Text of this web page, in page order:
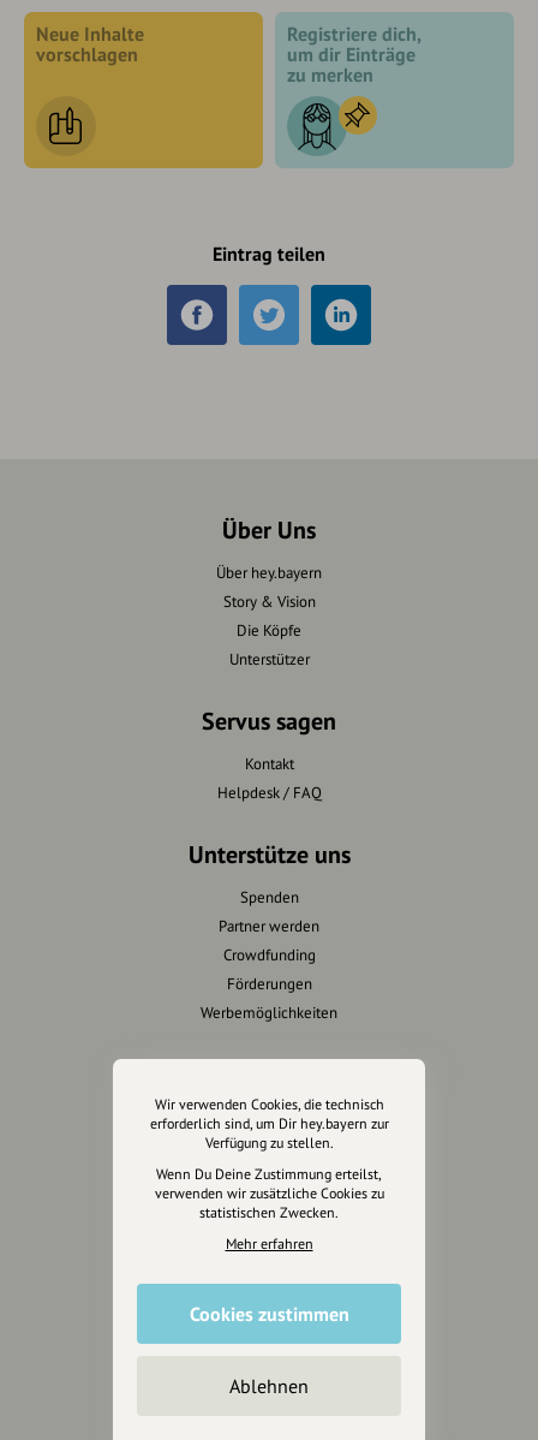
Neue Inhalte
vorschlagen
Registriere dich,
um dir Einträge
zu merken
Eintrag teilen
Über Uns
Über hey.bayern
Story & Vision
Die Köpfe
Unterstützer
Servus sagen
Kontakt
Helpdesk / FAQ
Unterstütze uns
Spenden
Partner werden
Crowdfunding
Förderungen
Werbemöglichkeiten
Impressum
Datenschutz
AGB
Cookies zurücksetzen
Mediakit
Wir verwenden Cookies, die technisch
erforderlich sind, um Dir hey.bayern zur
Verfügung zu stellen.
Wenn Du Deine Zustimmung erteilst,
verwenden wir zusätzliche Cookies zu
statistischen Zwecken.
Mehr erfahren
Cookies zustimmen
Ablehnen